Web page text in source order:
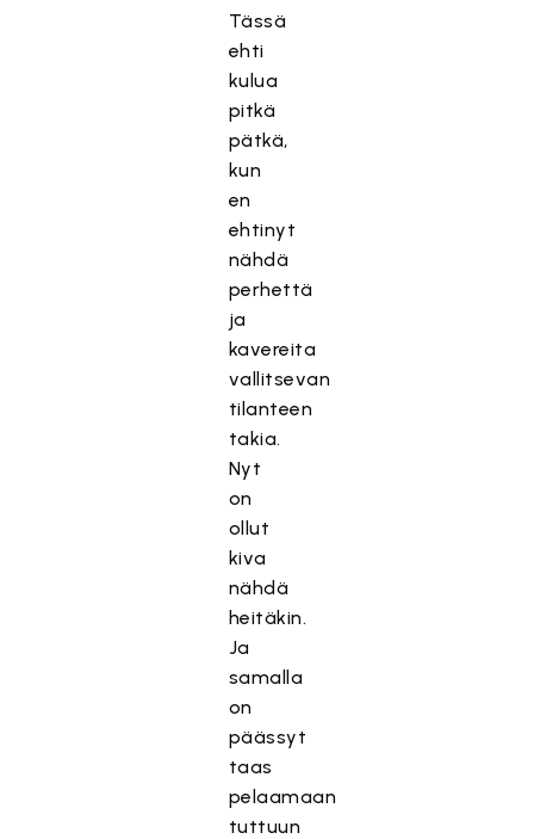
Tässä
ehti
kulua
pitkä
pätkä,
kun
en
ehtinyt
nähdä
perhettä
ja
kavereita
vallitsevan
tilanteen
takia.
Nyt
on
ollut
kiva
nähdä
heitäkin.
Ja
samalla
on
päässyt
taas
pelaamaan
tuttuun